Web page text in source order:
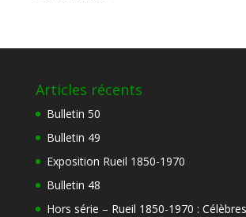
Articles récents
Bulletin 50
Bulletin 49
Exposition Rueil 1850-1970
Bulletin 48
Hors série – Rueil 1850-1970 :